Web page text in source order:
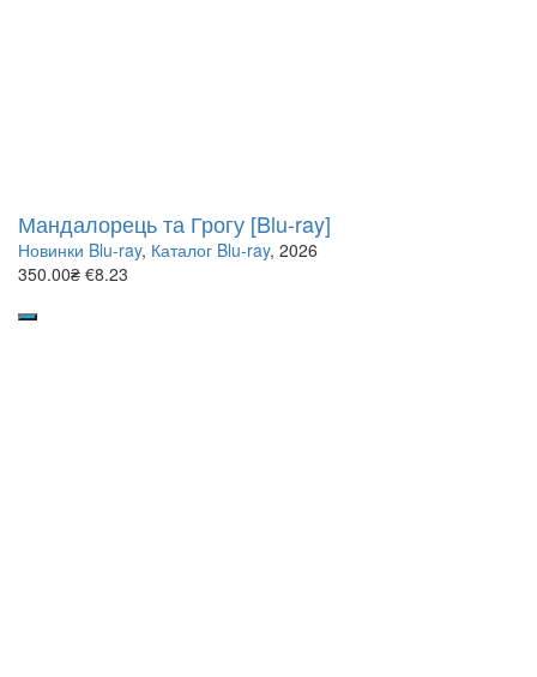
Мандалорець та Грогу [Blu-ray]
Новинки Blu-ray, Каталог Blu-ray, 2026
350.00₴ €8.23